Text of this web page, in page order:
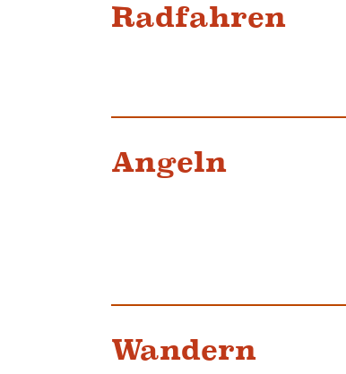
Radfahren
Angeln
Wandern